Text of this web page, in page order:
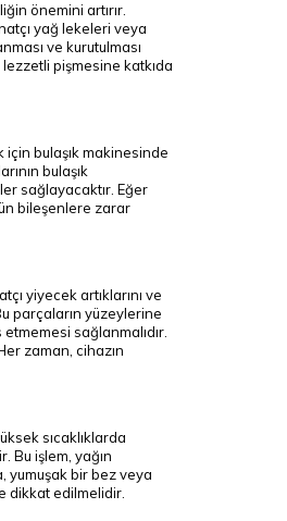
önemini artırır.
yağ lekeleri veya
ve kurutulması
pişmesine katkıda
için bulaşık makinesinde
bulaşık
sağlayacaktır. Eğer
bileşenlere zarar
yiyecek artıklarını ve
parçaların yüzeylerine
sağlanmalıdır.
zaman, cihazın
sıcaklıklarda
Bu işlem, yağın
yumuşak bir bez veya
dikkat edilmelidir.